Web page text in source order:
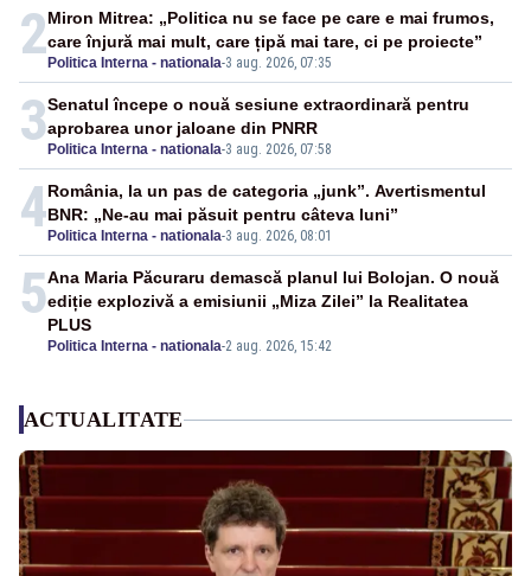
2 Politica Interna - nationala-3 aug. 2026, 07:35
Miron Mitrea: „Politica nu se face pe care e mai frumos,
care înjură mai mult, care țipă mai tare, ci pe proiecte”
3 Politica Interna - nationala-3 aug. 2026, 07:58
Senatul începe o nouă sesiune extraordinară pentru
aprobarea unor jaloane din PNRR
4 Politica Interna - nationala-3 aug. 2026, 08:01
România, la un pas de categoria „junk”. Avertismentul
BNR: „Ne-au mai păsuit pentru câteva luni”
5
Politica Interna - nationala-2 aug. 2026, 15:42
Ana Maria Păcuraru demască planul lui Bolojan. O nouă
ediție explozivă a emisiunii „Miza Zilei” la Realitatea
PLUS
ACTUALITATE